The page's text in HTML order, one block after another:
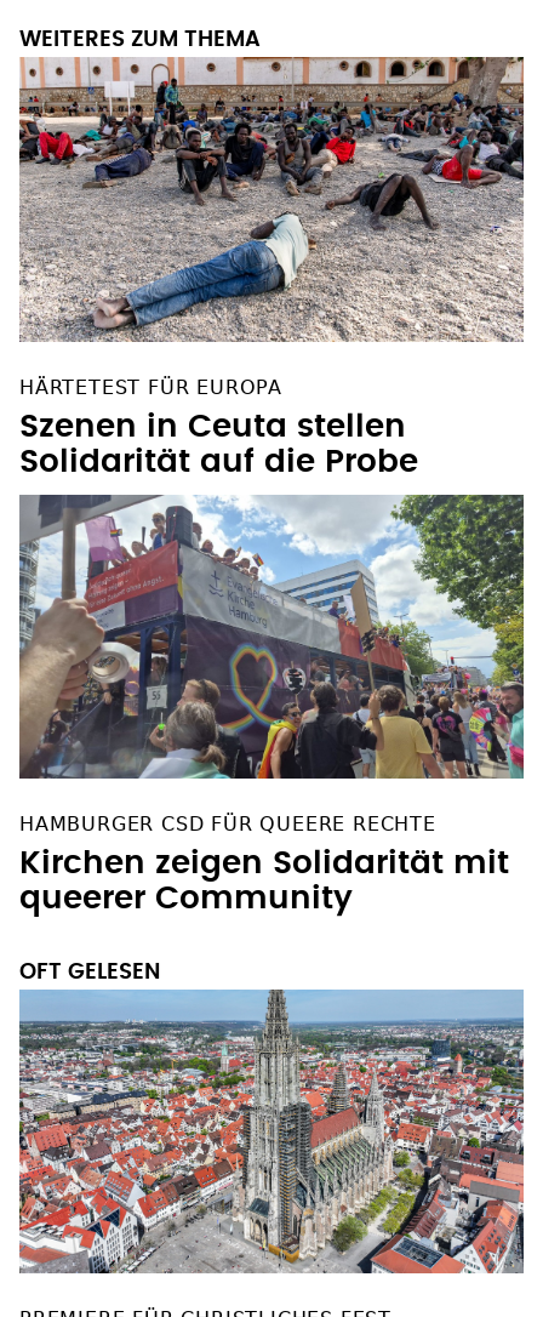
WEITERES ZUM THEMA
HÄRTETEST FÜR EUROPA
Szenen in Ceuta stellen
Solidarität auf die Probe
HAMBURGER CSD FÜR QUEERE RECHTE
Kirchen zeigen Solidarität mit
queerer Community
OFT GELESEN